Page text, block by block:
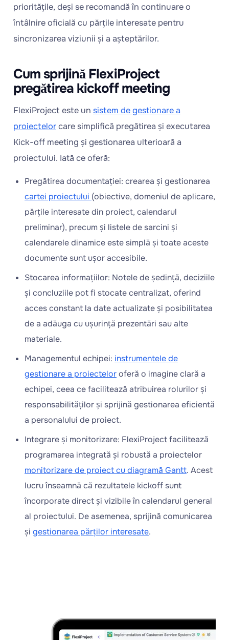
prioritățile, deși se recomandă în continuare o
întâlnire oficială cu părțile interesate pentru
sincronizarea viziunii și a așteptărilor.
Cum sprijină FlexiProject
pregătirea kickoff meeting
FlexiProject este un sistem de gestionare a
proiectelorcare simplifică pregătirea și executarea
Kick-off meeting și gestionarea ulterioară a
proiectului. Iată ce oferă:
Pregătirea documentației: crearea și gestionarea
cartei proiectului (obiective, domeniul de aplicare,
părțile interesate din proiect, calendarul
preliminar), precum și listele de sarcini și
calendarele dinamice este simplă și toate aceste
documente sunt ușor accesibile.
Stocarea informațiilor: Notele de ședință, deciziile
și concluziile pot fi stocate centralizat, oferind
acces constant la date actualizate și posibilitatea
de a adăuga cu ușurință prezentări sau alte
materiale.
Managementul echipei: instrumentele de
gestionare a proiecteloroferă o imagine clară a
echipei, ceea ce facilitează atribuirea rolurilor și
responsabilităților și sprijină gestionarea eficientă
a personalului de proiect.
Integrare și monitorizare: FlexiProject facilitează
programarea integrată și robustă a proiectelor
monitorizare de proiect cu diagramă Gantt. Acest
lucru înseamnă că rezultatele kickoff sunt
încorporate direct și vizibile în calendarul general
al proiectului. De asemenea, sprijină comunicarea
și gestionarea părților interesate.
gratuit!